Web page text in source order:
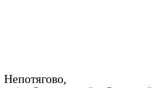
Непотягово,